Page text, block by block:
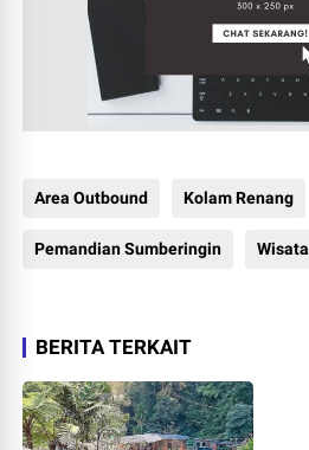
Area Outbound Kolam Renang
Pemandian Sumberingin Wisata
BERITA TERKAIT